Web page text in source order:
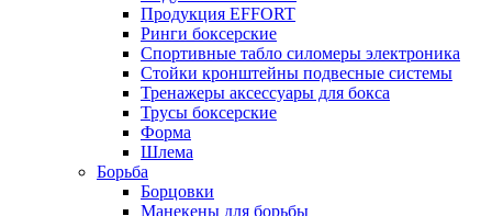
Продукция EFFORT
Ринги боксерские
Спортивные табло силомеры электроника
Стойки кронштейны подвесные системы
Тренажеры аксессуары для бокса
Трусы боксерские
Форма
Шлема
Борьба
Борцовки
Манекены для борьбы